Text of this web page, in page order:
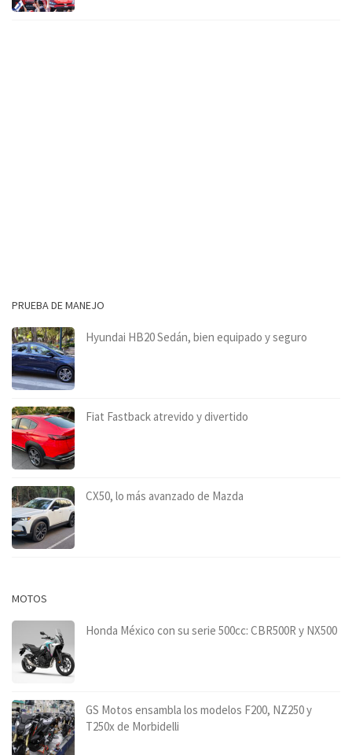
PRUEBA DE MANEJO
Hyundai HB20 Sedán, bien equipado y seguro
Fiat Fastback atrevido y divertido
CX50, lo más avanzado de Mazda
MOTOS
Honda México con su serie 500cc: CBR500R y NX500
GS Motos ensambla los modelos F200, NZ250 y
T250x de Morbidelli